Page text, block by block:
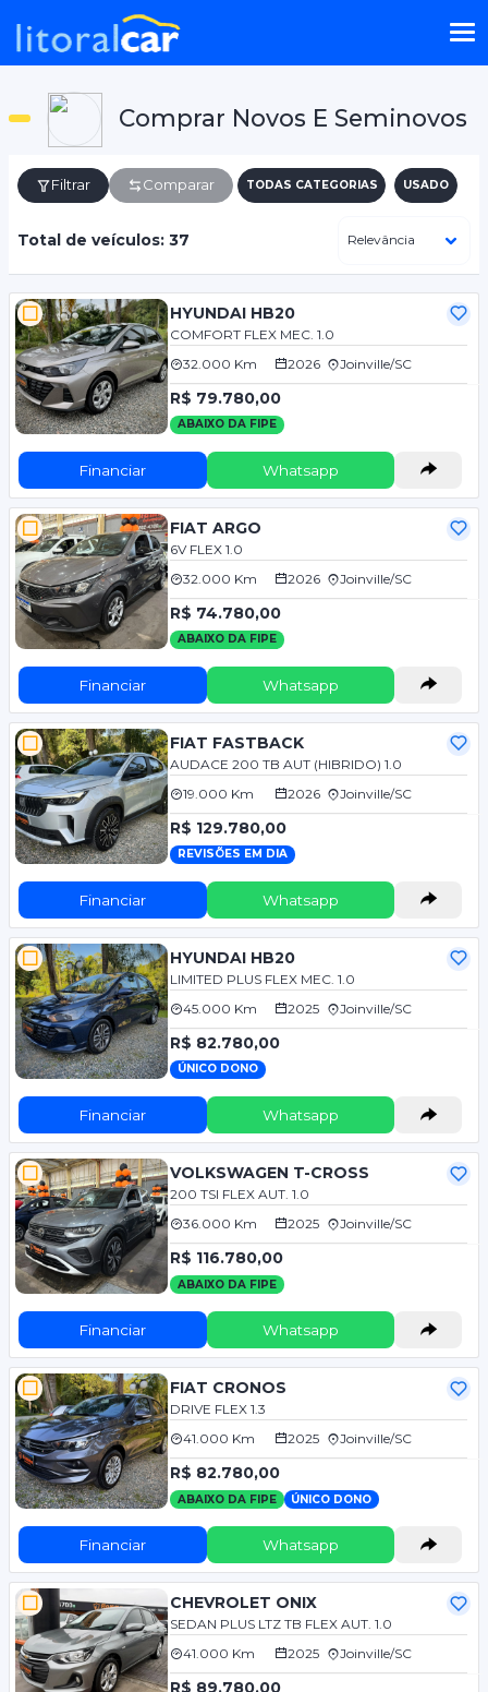
Comprar Novos E Seminovos
Filtrar Comparar TODAS CATEGORIAS USADO
Total de veículos: 37
HYUNDAI HB20
COMFORT FLEX MEC. 1.0
32.000 Km
2026 Joinville/SC
R$ 79.780,00
ABAIXO DA FIPE
Financiar Whatsapp
FIAT ARGO
6V FLEX 1.0
32.000 Km
2026 Joinville/SC
R$ 74.780,00
ABAIXO DA FIPE
Financiar Whatsapp
FIAT FASTBACK
AUDACE 200 TB AUT (HIBRIDO) 1.0
19.000 Km
2026 Joinville/SC
R$ 129.780,00
REVISÕES EM DIA
Financiar Whatsapp
HYUNDAI HB20
LIMITED PLUS FLEX MEC. 1.0
45.000 Km
2025 Joinville/SC
R$ 82.780,00
ÚNICO DONO
Financiar Whatsapp
VOLKSWAGEN T-CROSS
200 TSI FLEX AUT. 1.0
36.000 Km
2025 Joinville/SC
R$ 116.780,00
ABAIXO DA FIPE
Financiar Whatsapp
FIAT CRONOS
DRIVE FLEX 1.3
41.000 Km
2025 Joinville/SC
R$ 82.780,00
ABAIXO DA FIPE ÚNICO DONO
Financiar Whatsapp
CHEVROLET ONIX
SEDAN PLUS LTZ TB FLEX AUT. 1.0
41.000 Km
2025 Joinville/SC
R$ 89.780,00